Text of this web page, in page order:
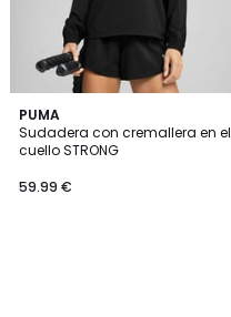
PUMA
Sudadera con cremallera en el
cuello STRONG
59.99 €